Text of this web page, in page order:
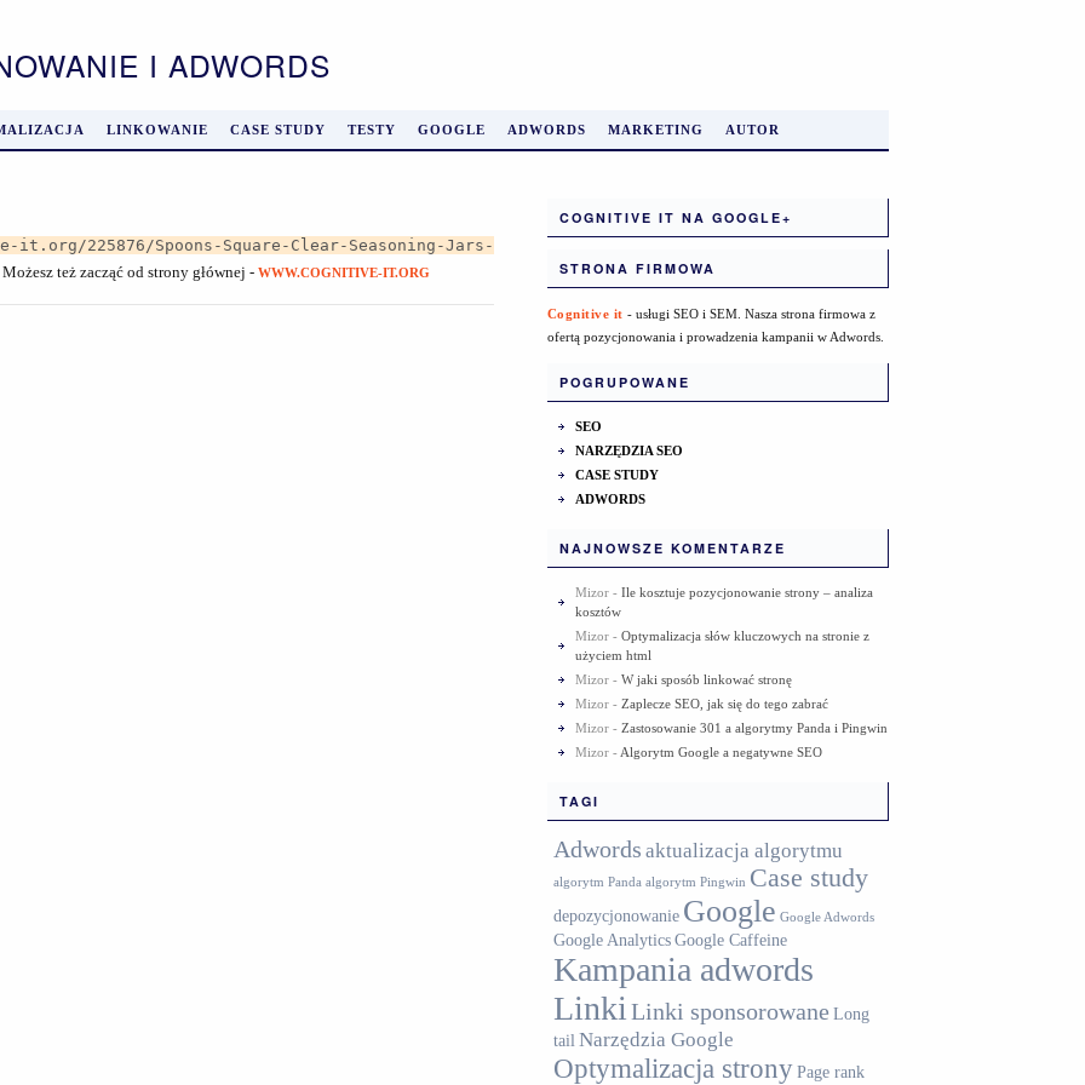
I ADWORDS
LINKOWANIE CASE STUDY TESTY GOOGLE ADWORDS MARKETING AUTOR
it.org/225876/Spoons-Square-Clear-Seasoning-Jars-
też zacząć od strony głównej - WWW.COGNITIVE-IT.ORG
COGNITIVE IT NA GOOGLE+
STRONA FIRMOWA
Cognitive it - usługi SEO i SEM. Nasza strona firmowa z
ofertą pozycjonowania i prowadzenia kampanii w Adwords.
POGRUPOWANE
SEO
NARZĘDZIA SEO
CASE STUDY
ADWORDS
NAJNOWSZE KOMENTARZE
Mizor- Ile kosztuje pozycjonowanie strony – analiza
kosztów
Mizor- Optymalizacja słów kluczowych na stronie z
użyciem html
Mizor- W jaki sposób linkować stronę
Mizor- Zaplecze SEO, jak się do tego zabrać
Mizor- Zastosowanie 301 a algorytmy Panda i Pingwin
Mizor- Algorytm Google a negatywne SEO
TAGI
Adwords aktualizacja algorytmu
algorytm Panda algorytm Pingwin Case study
depozycjonowanie Google Google Adwords
Google AnalyticsGoogle Caffeine
Kampania adwords
Linki Linki sponsorowane Long
tail Narzędzia Google
Optymalizacja stronyPage rank